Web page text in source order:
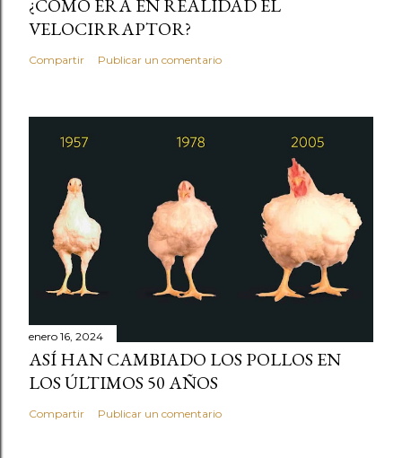
¿CÓMO ERA EN REALIDAD EL
VELOCIRRAPTOR?
Compartir Publicar un comentario
enero 16, 2024
ASÍ HAN CAMBIADO LOS POLLOS EN
LOS ÚLTIMOS 50 AÑOS
Compartir Publicar un comentario